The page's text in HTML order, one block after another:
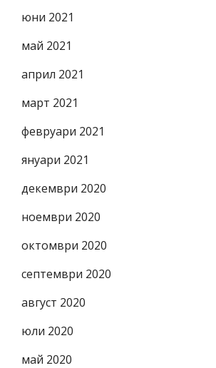
юни 2021
май 2021
април 2021
март 2021
февруари 2021
януари 2021
декември 2020
ноември 2020
октомври 2020
септември 2020
август 2020
юли 2020
май 2020